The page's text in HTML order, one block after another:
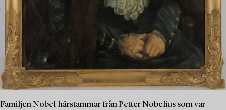
Familjen Nobel härstammar från Petter Nobelius som var